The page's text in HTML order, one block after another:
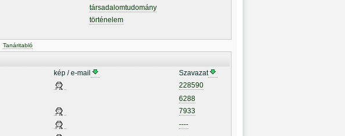
társadalomtudomány
történelem
Tanáritabló
kép / e-mail Szavazat
228590
6288
7933
----